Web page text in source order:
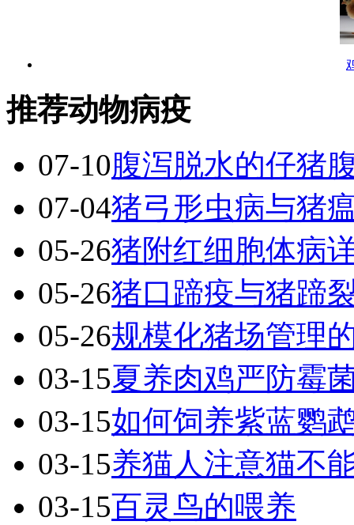
推荐动物病疫
07-10腹泻脱水的仔猪
07-04猪弓形虫病与猪
05-26猪附红细胞体病
05-26猪口蹄疫与猪蹄
05-26规模化猪场管理
03-15夏养肉鸡严防霉
03-15如何饲养紫蓝鹦
03-15养猫人注意猫不
03-15百灵鸟的喂养